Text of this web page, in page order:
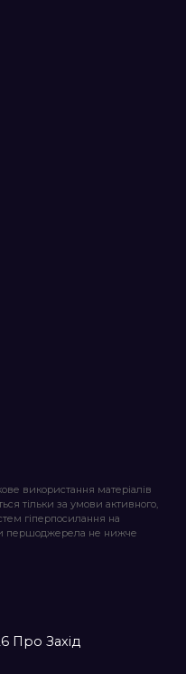
використання матеріалів
тільки за умови активного,
гіперпосилання на
першоджерела не нижче
Про Захід